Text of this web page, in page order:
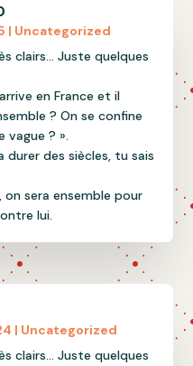
| Uncategorized
clairs… Juste quelques
en France et il
? On se confine
vague ? ».
durer des siècles, tu sais
on sera ensemble pour
lui.
| Uncategorized
clairs… Juste quelques